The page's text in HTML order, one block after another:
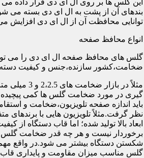
این گلس ها بر روی ال ای دی قرار داده می
بندهای آن از پشت به ال ای دی بسته می
توانایی محافظت آن از ال ای دی افزایش می
انواع محافظ صفحه
گلس های محافظ صفحه ال ای دی را می
ضخامت،کشور سازنده،جنس و کیفیت دسته
مثلاً در بازار
گیری در مورد ضخامت گلس ها کمی
باید اندازه صفحه تلویزیون،ضخامت و
نظر گرفت.مثلاً تلویزیون هایی با برندهای
ابعاد بالا تولید شده؛ اما قاب دستگاه از
برخوردار نیست و هر چه قدر ضخامت گلس
شکستن دستگاه بیشتر می شود.در واقع مهم
گلس مناسب میزان مقاومت و پایداری